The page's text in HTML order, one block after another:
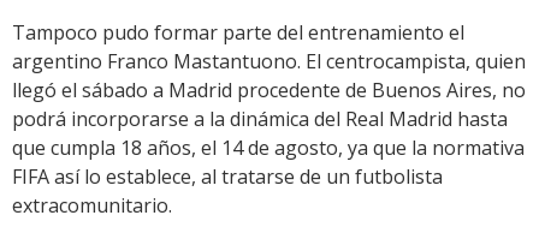
Tampoco pudo formar parte del entrenamiento el
argentino Franco Mastantuono. El centrocampista, quien
llegó el sábado a Madrid procedente de Buenos Aires, no
podrá incorporarse a la dinámica del Real Madrid hasta
que cumpla 18 años, el 14 de agosto, ya que la normativa
FIFA así lo establece, al tratarse de un futbolista
extracomunitario.